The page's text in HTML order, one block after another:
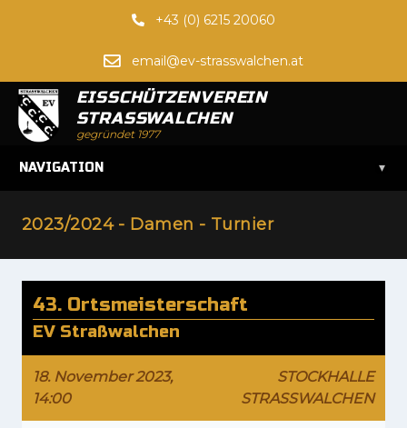
+43 (0) 6215 20060
email@ev-strasswalchen.at
EISSCHÜTZENVEREIN
STRASSWALCHEN
gegründet 1977
NAVIGATION ▾
2023/2024 - Damen - Turnier
43. Ortsmeisterschaft
EV Straßwalchen
18. November 2023,
14:00
STOCKHALLE
STRASSWALCHEN